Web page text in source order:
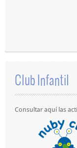
Club Infantil
Consultar aquí las